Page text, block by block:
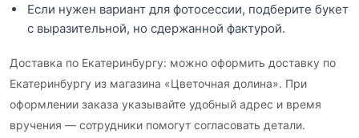
Если нужен вариант для фотосессии, подберите букет
с выразительной, но сдержанной фактурой.
Доставка по Екатеринбургу: можно оформить доставку по
Екатеринбургу из магазина «Цветочная долина». При
оформлении заказа указывайте удобный адрес и время
вручения — сотрудники помогут согласовать детали.